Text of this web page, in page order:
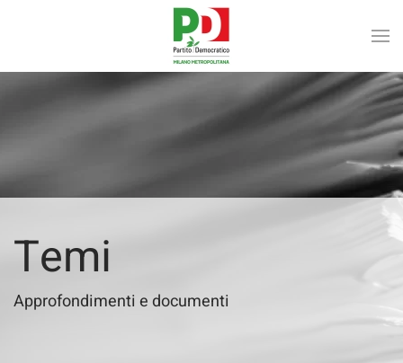
Temi
Approfondimenti e documenti